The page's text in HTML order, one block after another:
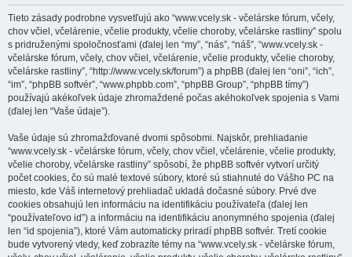
Tieto zásady podrobne vysvetľujú ako “www.vcely.sk - včelárske fórum, včely,
chov včiel, včelárenie, včelie produkty, včelie choroby, včelárske rastliny” spolu
s pridruženými spoločnosťami (ďalej len “my”, “nás”, “náš”, “www.vcely.sk -
včelárske fórum, včely, chov včiel, včelárenie, včelie produkty, včelie choroby,
včelárske rastliny”, “http://www.vcely.sk/forum”) a phpBB (ďalej len “oni”, “ich”,
“im”, “phpBB softvér”, “www.phpbb.com”, “phpBB Group”, “phpBB tímy”)
používajú akékoľvek údaje zhromaždené počas akéhokoľvek spojenia s Vami
(ďalej len “Vaše údaje”).
Vaše údaje sú zhromažďované dvomi spôsobmi. Najskôr, prehliadanie
“www.vcely.sk - včelárske fórum, včely, chov včiel, včelárenie, včelie produkty,
včelie choroby, včelárske rastliny” spôsobí, že phpBB softvér vytvorí určitý
počet cookies, čo sú malé textové súbory, ktoré sú stiahnuté do Vášho PC na
miesto, kde Váš internetový prehliadač ukladá dočasné súbory. Prvé dve
cookies obsahujú len informáciu na identifikáciu používateľa (ďalej len
“používateľovo id”) a informáciu na identifikáciu anonymného spojenia (ďalej
len “id spojenia”), ktoré Vám automaticky priradí phpBB softvér. Tretí cookie
bude vytvorený vtedy, keď zobrazíte témy na “www.vcely.sk - včelárske fórum,